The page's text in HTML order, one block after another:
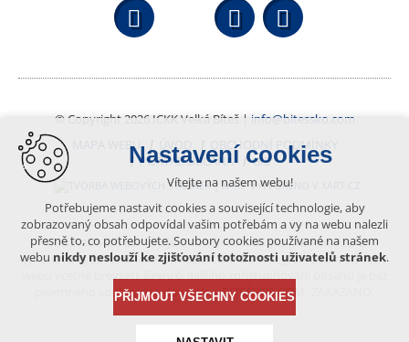
Facebook YouTube
© Copyright 2026 ICKK Velká Bíteš | info@bitessko.com
MAPA WEBU
ÚVOD
OBCHODNÍ PODMÍNKY
PORTÁL OBČANA
GIS
VYTVOŘENO V XART.CZ
Obsah tohoto portálu je chráněn autorským právem, které
vykonává vydavatel. Jakékoliv užití článků a fotografií z této podoby
písemného souhlasu vydavatele – BÍTEŠSKO.COM -ZAKÁZÁNO.
Nastavení cookies
Vítejte na našem webu!
Potřebujeme nastavit cookies a související technologie, aby
zobrazovaný obsah odpovídal vašim potřebám a vy na webu nalezli
přesně to, co potřebujete. Soubory cookies používané na našem
webu nikdy neslouží ke zjišťování totožnosti uživatelů stránek.
PŘIJMOUT VŠECHNY COOKIES